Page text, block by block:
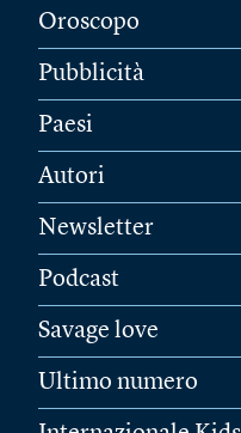
Oroscopo
Pubblicità
Paesi
Autori
Newsletter
Podcast
Savage love
Ultimo numero